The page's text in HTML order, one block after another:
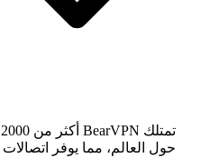
حول العالم، مما يوفر